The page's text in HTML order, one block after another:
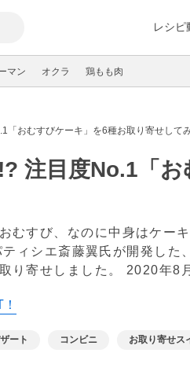
レシピ
マン オクラ 鶏もも肉
「おむすびケーキ」を6種お取り寄せして
注目度No.1「
むすび、なのに中身はケー
ィシエ斎藤翼氏が開発した
り寄せしました。 2020年8
ート コンビニ お取り寄せス